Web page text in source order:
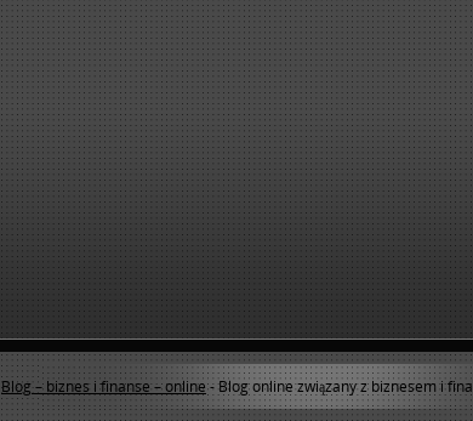
Blog – biznes i finanse – online- Blog online związany z biznesem i